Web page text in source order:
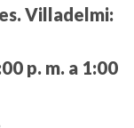
Villadelmi:
p. m. a 1:00